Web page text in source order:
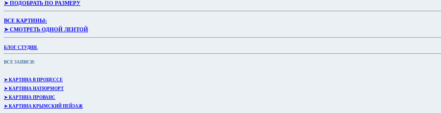
➤ ПОДОБРАТЬ ПО РАЗМЕРУ
ВСЕ КАРТИНЫ:
➤ СМОТРЕТЬ ОДНОЙ ЛЕНТОЙ
БЛОГ СТУДИИ.
ВСЕ ЗАПИСИ:
➤ КАРТИНА В ПРОЦЕССЕ
➤ КАРТИНА НАТЮРМОРТ
➤ КАРТИНА ПРОВАНС
➤ КАРТИНА КРЫМСКИЙ ПЕЙЗАЖ